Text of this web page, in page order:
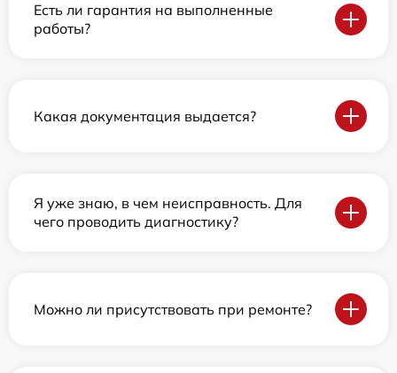
Есть ли гарантия на выполненные
работы?
Какая документация выдается?
Я уже знаю, в чем неисправность. Для
чего проводить диагностику?
Можно ли присутствовать при ремонте?